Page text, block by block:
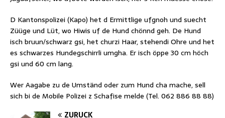
D Kantonspolizei (Kapo) het d Ermittlige ufgnoh und suecht
Züüge und Lüt, wo Hiwis uf de Hund chönnd geh. De Hund
isch bruun/schwarz gsi, het churzi Haar, stehendi Ohre und het
es schwarzes Hundegschirrli umgha. Er isch öppe 30 cm höch
gsi und 60 cm lang.
Wer Aagabe zu de Umständ oder zum Hund cha mache, sell
sich bi de Mobile Polizei z Schafise melde (Tel. 062 886 88 88)
ZURÜCK